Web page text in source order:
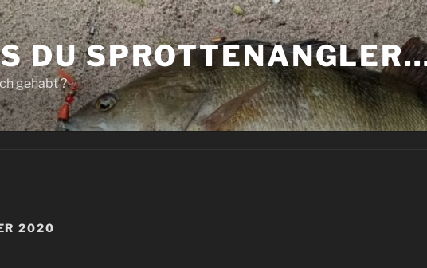
DU
gehabt ?
2020